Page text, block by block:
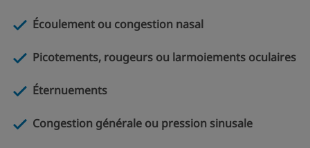
Écoulement ou congestion nasal
Picotements, rougeurs ou larmoiements oculaires
Éternuements
Congestion générale ou pression sinusale